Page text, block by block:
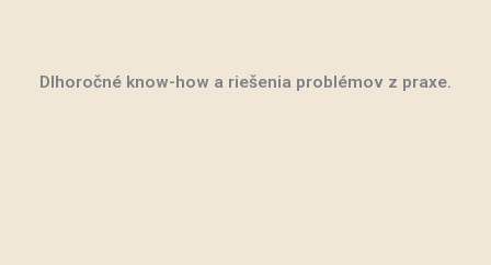
Dlhoročné know-how a riešenia problémov z praxe.